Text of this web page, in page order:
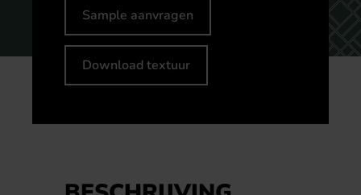
Sample aanvragen
Download textuur